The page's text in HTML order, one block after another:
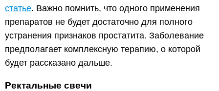
статье. Важно помнить, что одного применения
препаратов не будет достаточно для полного
устранения признаков простатита. Заболевание
предполагает комплексную терапию, о которой
будет рассказано дальше.
Ректальные свечи